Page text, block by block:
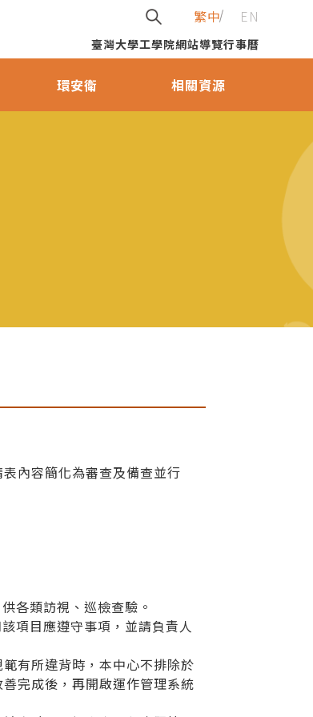
繁中 EN
臺灣大學工學院網站導覽行事曆
環安衛 相關資源
內容簡化為審查及備查並行
各類訪視、巡檢查驗。
項目應遵守事項，並請負責人
有所違背時，本中心不排除於
完成後，再開啟運作管理系統